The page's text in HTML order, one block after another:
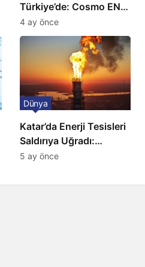
Türkiye’de: Cosmo EN
ve BBC Player yayında
4 ay önce
Katar’da Enerji Tesisleri
Saldırıya Uğradı:
Avrupa’da Doğalgaz
Dünya
5 ay önce